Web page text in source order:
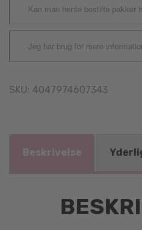
Kan man hente bestilte pakker
Jeg har brug for mere
SKU: 4047974607343
Beskrivelse